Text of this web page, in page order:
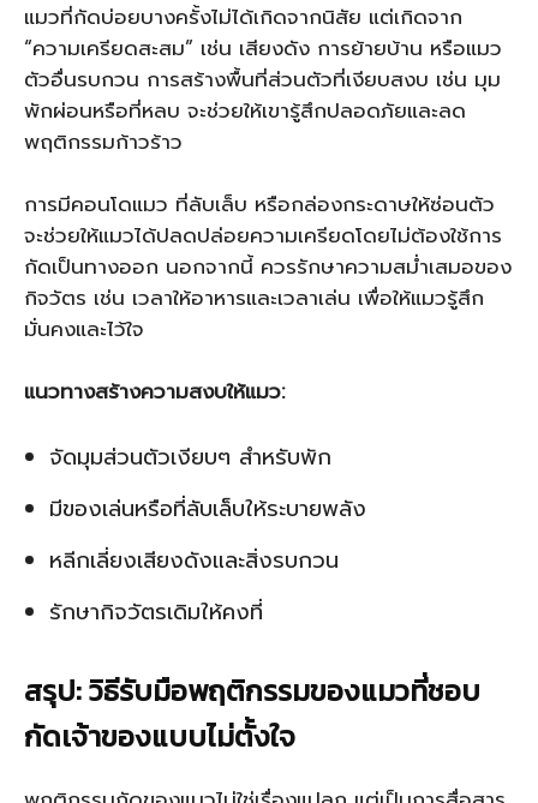
แมวที่กัดบ่อยบางครั้งไม่ได้เกิดจากนิสัย แต่เกิดจาก
“ความเครียดสะสม” เช่น เสียงดัง การย้ายบ้าน หรือแมว
ตัวอื่นรบกวน การสร้างพื้นที่ส่วนตัวที่เงียบสงบ เช่น มุม
พักผ่อนหรือที่หลบ จะช่วยให้เขารู้สึกปลอดภัยและลด
พฤติกรรมก้าวร้าว
การมีคอนโดแมว ที่ลับเล็บ หรือกล่องกระดาษให้ซ่อนตัว
จะช่วยให้แมวได้ปลดปล่อยความเครียดโดยไม่ต้องใช้การ
กัดเป็นทางออก นอกจากนี้ ควรรักษาความสม่ำเสมอของ
กิจวัตร เช่น เวลาให้อาหารและเวลาเล่น เพื่อให้แมวรู้สึก
มั่นคงและไว้ใจ
แนวทางสร้างความสงบให้แมว:
จัดมุมส่วนตัวเงียบๆ สำหรับพัก
มีของเล่นหรือที่ลับเล็บให้ระบายพลัง
หลีกเลี่ยงเสียงดังและสิ่งรบกวน
รักษากิจวัตรเดิมให้คงที่
สรุป: วิธีรับมือพฤติกรรมของแมวที่ชอบ
กัดเจ้าของแบบไม่ตั้งใจ